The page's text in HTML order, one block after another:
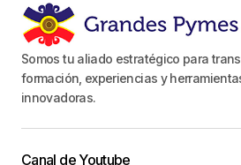
Somos tu aliado estratégico para
formación, experiencias y
innovadoras.
Canal de Youtube